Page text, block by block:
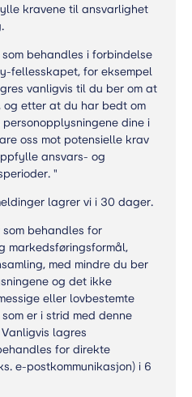
kravene til ansvarlighet
behandles i forbindelse
fellesskapet, for eksempel
vanligvis til du ber om at
etter at du har bedt om
dine i
oss mot potensielle krav
ansvars- og
"
lagrer vi i 30 dager.
behandles for
markedsføringsformål,
med mindre du ber
og det ikke
eller lovbestemte
er i strid med denne
lagres
for direkte
e-postkommunikasjon) i 6